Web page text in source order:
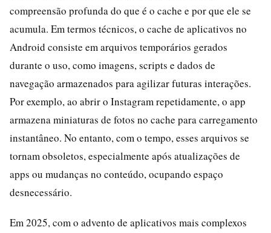
compreensão profunda do que é o cache e por que ele se
acumula. Em termos técnicos, o cache de aplicativos no
Android consiste em arquivos temporários gerados
durante o uso, como imagens, scripts e dados de
navegação armazenados para agilizar futuras interações.
Por exemplo, ao abrir o Instagram repetidamente, o app
armazena miniaturas de fotos no cache para carregamento
instantâneo. No entanto, com o tempo, esses arquivos se
tornam obsoletos, especialmente após atualizações de
apps ou mudanças no conteúdo, ocupando espaço
desnecessário.
Em 2025, com o advento de aplicativos mais complexos